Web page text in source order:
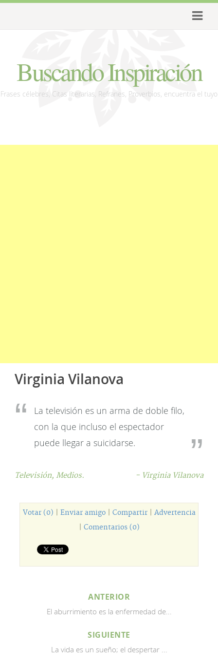
Buscando Inspiración
Frases célebres, Citas literarias, Refranes, Proverbios, encuentra el tuyo
Virginia Vilanova
La televisión es un arma de doble filo,
con la que incluso el espectador
puede llegar a suicidarse.
Televisión, Medios. - Virginia Vilanova
Votar (0) Enviar amigo| Compartir| Advertencia
Comentarios (0)
ANTERIOR
El aburrimiento es la enfermedad de...
SIGUIENTE
La vida es un sueño; el despertar ...